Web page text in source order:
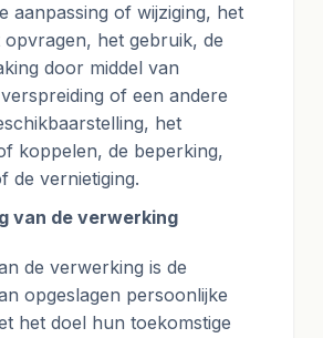
aanpassing of wijziging, het
opvragen, het gebruik, de
door middel van
of een andere
het
koppelen, de beperking,
de vernietiging.
van de verwerking
de verwerking is de
opgeslagen persoonlijke
het doel hun toekomstige